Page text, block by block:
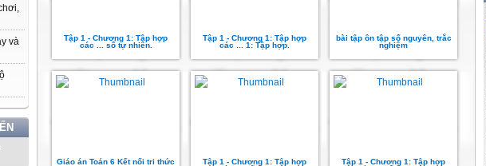
và
Tập 1 - Chương 1: Tập hợp
các ... số tự nhiên.
Tập 1 - Chương 1: Tập hợp
các ... 1: Tập hợp.
bài tập ôn tập số nguyên, trắc
nghiệm
Giáo án Toán 6 Kết nối tri thức
Tập 1 - Chương 1: Tập hợp
Tập 1 - Chương 1: Tập hợp